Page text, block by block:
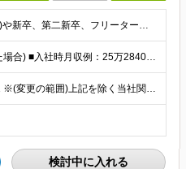
≪ブランクOK！年齢不問！≫ ◆未経験歓迎 ◆学歴不問 主婦(夫)や新卒、第二新卒、フリーターやミドル層、シニア層の方など大歓迎です！ ★年齢構成★20代・30代：20％／40代・50代：61％
★毎年昇給実績あり ★入社3年で430万円も可(正社員登用された場合) ■入社時月収例：25万2840円(1万2040円×21日)＋賞与支給実績有（年2回・2025年度） 日給1万2040円 ※別
★アクセス良好の【東京駅】で働く 東京都千代田区丸の内1-9-1 ※(変更の範囲)上記を除く当社関連勤務地
検討中に入れる